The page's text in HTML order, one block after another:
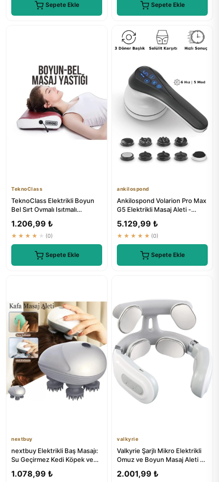
Sepete Ekle Sepete Ekle
TeknoClass
TeknoClass Elektrikli Boyun
Bel Sırt Ovmalı Isıtmalı
1.206,99 ₺
★★★★★ (0)
Sepete Ekle
ankilospond
Ankilospond Volarion Pro Max
G5 Elektrikli Masaj Aleti -
5.129,99 ₺
★★★★★ (0)
Sepete Ekle
nextbuy
nextbuy Elektrikli Baş Masajı:
Su Geçirmez Kedi Köpek ve
1.078,99 ₺
valkyrie
Valkyrie Şarjlı Mikro Elektrikli
Omuz ve Boyun Masaj Aleti 4
2.001,99 ₺